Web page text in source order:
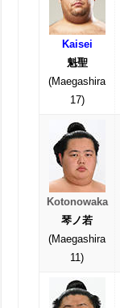
Kaisei
魁聖
(Maegashira
17)
Kotonowaka
琴ノ若
(Maegashira
11)